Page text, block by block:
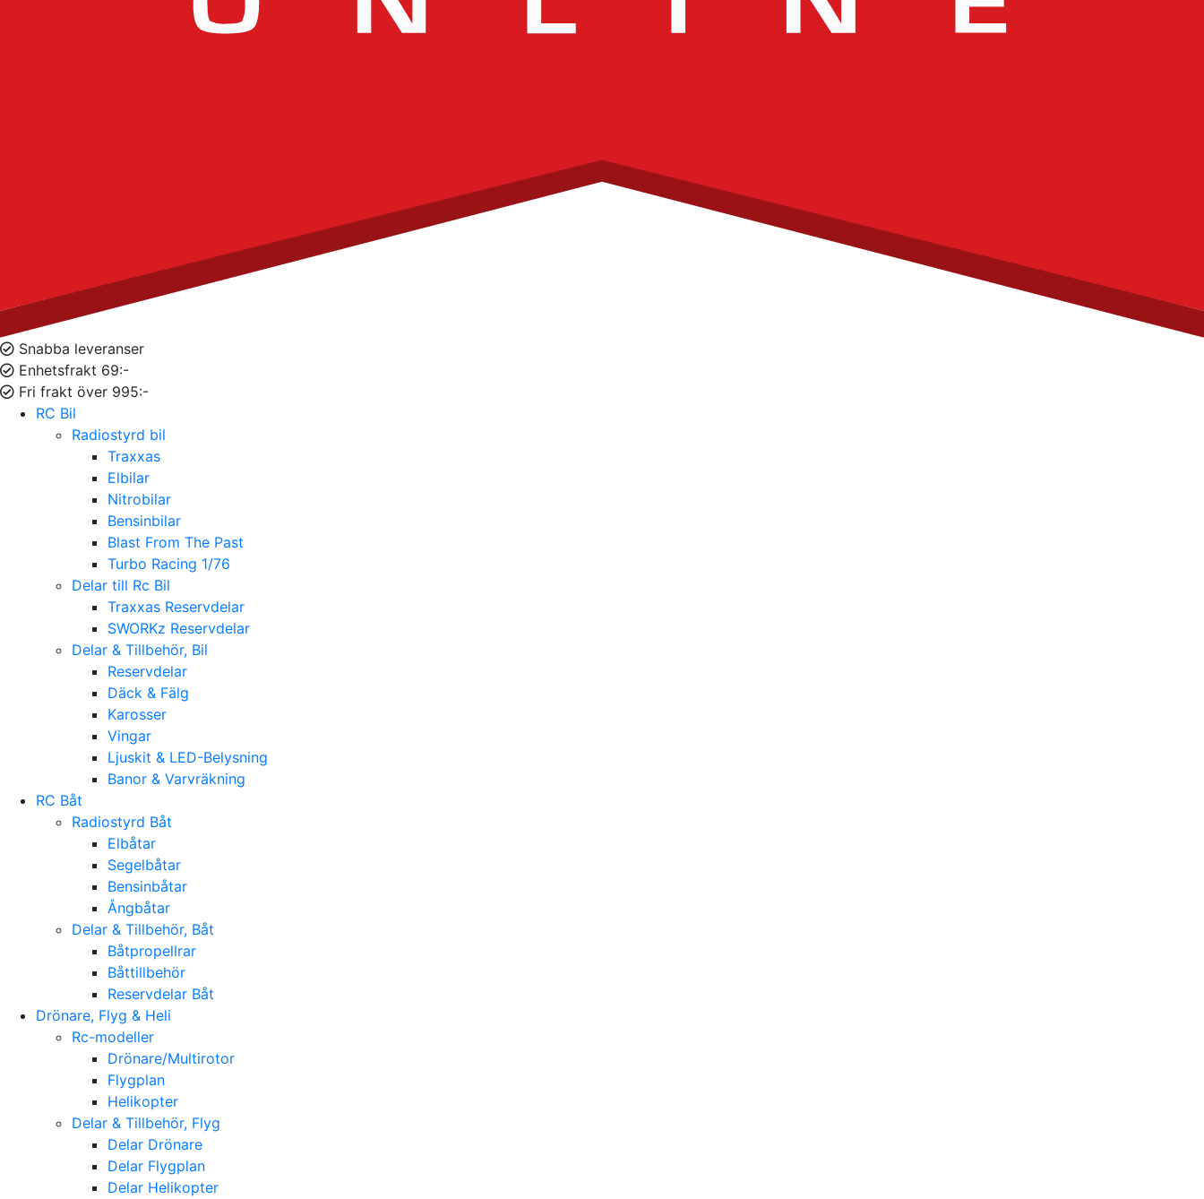
Snabba leveranser
Enhetsfrakt 69:-
Fri frakt över 995:-
RC Bil
Radiostyrd bil
Traxxas
Elbilar
Nitrobilar
Bensinbilar
Blast From The Past
Turbo Racing 1/76
Delar till Rc Bil
Traxxas Reservdelar
SWORKz Reservdelar
Delar & Tillbehör, Bil
Reservdelar
Däck & Fälg
Karosser
Vingar
Ljuskit & LED-Belysning
Banor & Varvräkning
RC Båt
Radiostyrd Båt
Elbåtar
Segelbåtar
Bensinbåtar
Ångbåtar
Delar & Tillbehör, Båt
Båtpropellrar
Båttillbehör
Reservdelar Båt
Drönare, Flyg & Heli
Rc-modeller
Drönare/Multirotor
Flygplan
Helikopter
Delar & Tillbehör, Flyg
Delar Drönare
Delar Flygplan
Delar Helikopter